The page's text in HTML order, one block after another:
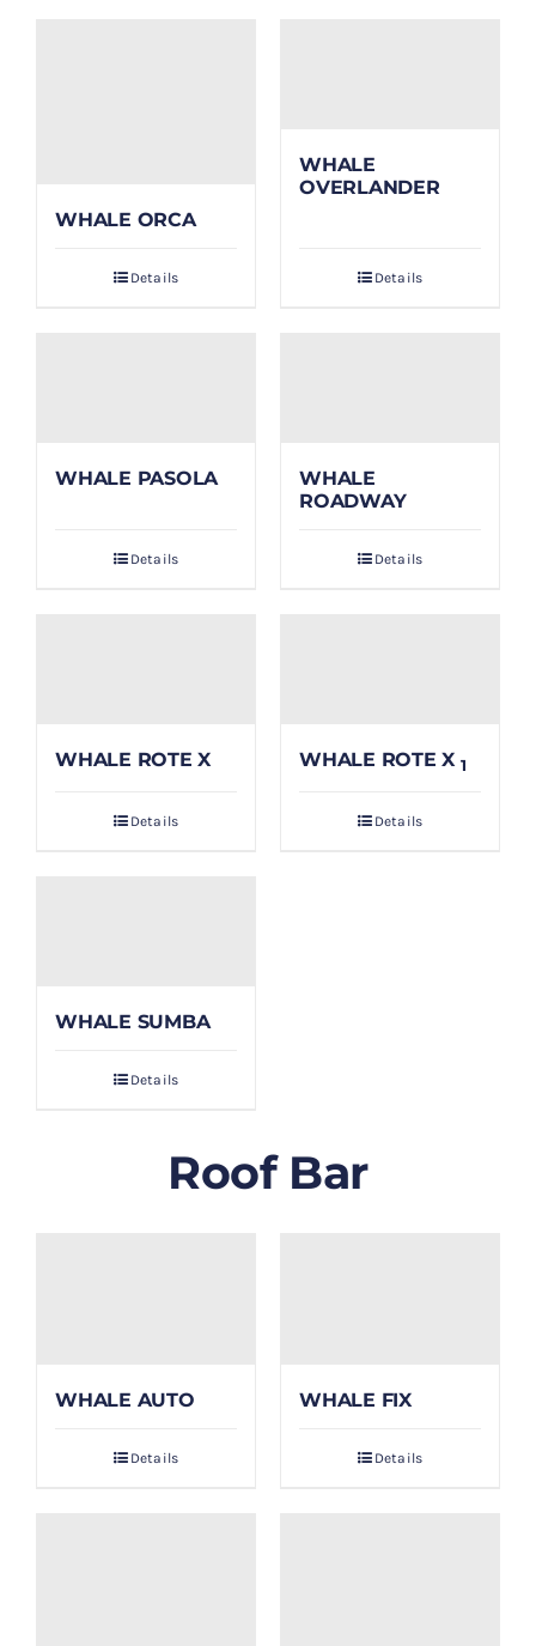
WHALE ORCA
Details
WHALE
OVERLANDER
Details
WHALE PASOLA
Details
WHALE
ROADWAY
Details
WHALE ROTE X
Details
WHALE ROTE X 1
Details
WHALE SUMBA
Details
Roof Bar
WHALE AUTO
Details
WHALE FIX
Details